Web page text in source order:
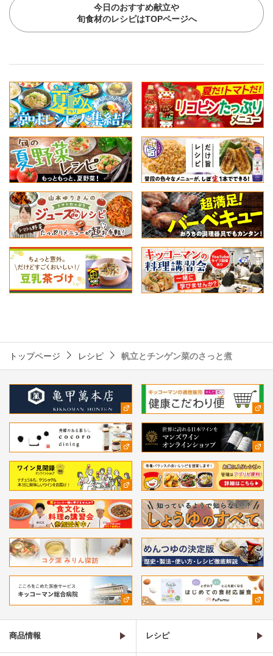
今日のおすすめ献立や
旬食材のレシピはTOPページへ
トップページ レシピ 帆立とチンゲン菜のさっと煮
商品情報 レシピ